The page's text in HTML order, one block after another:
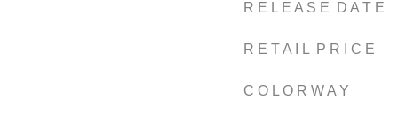
R E L E A S E D A T E
R E T A I L P R I C E
C O L O R W A Y